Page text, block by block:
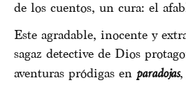
de los cuentos, un cura: el
Este agradable, inocente y
sagaz detective de Dios
aventuras pródigas en paradojas,